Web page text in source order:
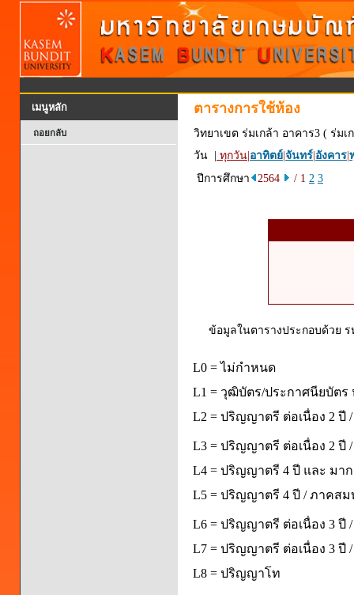
เมนูหลัก
ถอยกลับ
ตารางการใช้ห้อง
วิทยาเขต ร่มเกล้า อาคาร3 ( ร่มเ
วัน |
ทุกวัน อาทิตย์ จันทร์ อังคาร
ปีการศึกษา
2564 / 1 2 3
ข้อมูลในตารางประกอบด้วย
L0 = ไม่กำหนด
L1 = วุฒิบัตร/ประกาศนียบัตร
L2 = ปริญญาตรี ต่อเนื่อง 2 ปี
L3 = ปริญญาตรี ต่อเนื่อง 2 ปี
L4 = ปริญญาตรี 4 ปี และ มา
L5 = ปริญญาตรี 4 ปี / ภาคส
L6 = ปริญญาตรี ต่อเนื่อง 3 ปี
L7 = ปริญญาตรี ต่อเนื่อง 3 ปี
L8 = ปริญญาโท